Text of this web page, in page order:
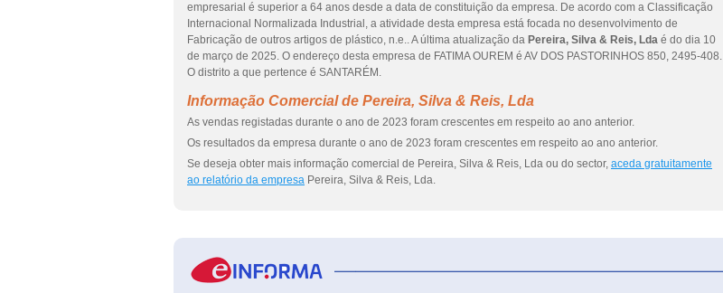
empresarial é superior a 64 anos desde a data de constituição da empresa. De acordo com a Classificação
Internacional Normalizada Industrial, a atividade desta empresa está focada no desenvolvimento de
Fabricação de outros artigos de plástico, n.e.. A última atualização da Pereira, Silva & Reis, Lda é do dia 10
de março de 2025. O endereço desta empresa de FATIMA OUREM é AV DOS PASTORINHOS 850, 2495-408.
O distrito a que pertence é SANTARÉM.
Informação Comercial de Pereira, Silva & Reis, Lda
As vendas registadas durante o ano de 2023 foram crescentes em respeito ao ano anterior.
Os resultados da empresa durante o ano de 2023 foram crescentes em respeito ao ano anterior.
Se deseja obter mais informação comercial de Pereira, Silva & Reis, Lda ou do sector, aceda gratuitamente
ao relatório da empresa Pereira, Silva & Reis, Lda.